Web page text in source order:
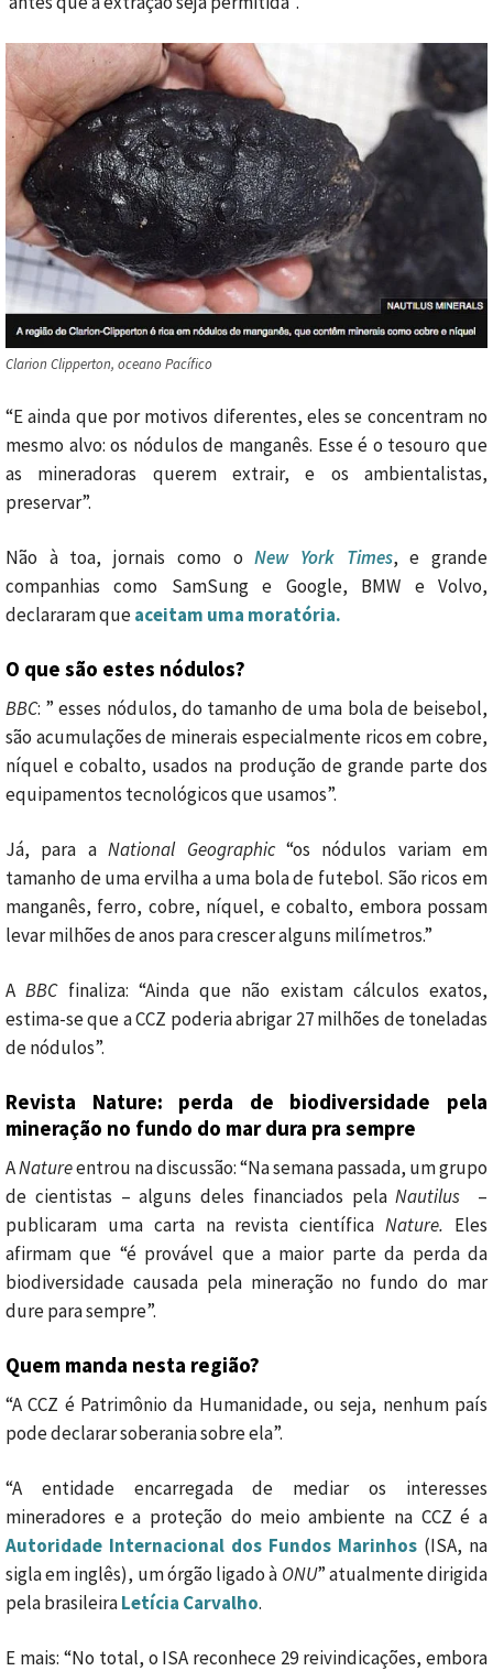
Clarion Clipperton, oceano Pacífico
“E ainda que por motivos diferentes, eles se concentram no
mesmo alvo: os nódulos de manganês. Esse é o tesouro que
as mineradoras querem extrair, e os ambientalistas,
preservar”.
Não à toa, jornais como oNew York Times, e grande
companhias como SamSung e Google, BMW e Volvo,
declararam queaceitam uma moratória.
O que são estes nódulos?
BBC: ” esses nódulos, do tamanho de uma bola de beisebol,
são acumulações de minerais especialmente ricos em cobre,
níquel e cobalto, usados na produção de grande parte dos
equipamentos tecnológicos que usamos”.
Já, para aNational Geographic“os nódulos variam em
tamanho de uma ervilha a uma bola de futebol. São ricos em
manganês, ferro, cobre, níquel, e cobalto, embora possam
levar milhões de anos para crescer alguns milímetros.”
ABBCfinaliza: “Ainda que não existam cálculos exatos,
estima-se que a CCZ poderia abrigar 27 milhões de toneladas
de nódulos”.
Revista Nature: perda de biodiversidade pela
mineração no fundo do mar dura pra sempre
ANatureentrou na discussão: “Na semana passada, um grupo
de cientistas – alguns deles financiados pelaNautilus
–
publicaram uma carta na revista científicaNature. Eles
afirmam que “é provável que a maior parte da perda da
biodiversidade causada pela mineração no fundo do mar
dure para sempre”.
Quem manda nesta região?
“A CCZ é Patrimônio da Humanidade, ou seja, nenhum país
pode declarar soberania sobre ela”.
“A entidade encarregada de mediar os interesses
mineradores e a proteção do meio ambiente na CCZ é a
Autoridade Internacional dos Fundos Marinhos (ISA, na
sigla em inglês), um órgão ligado à ONU” atualmente dirigida
pela brasileiraLetícia Carvalho.
E mais: “No total, o ISA reconhece 29 reivindicações, embora